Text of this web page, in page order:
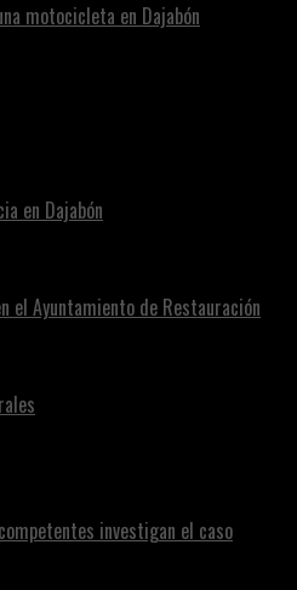
motocicleta en Dajabón
en Dajabón
el Ayuntamiento de Restauración
investigan el caso